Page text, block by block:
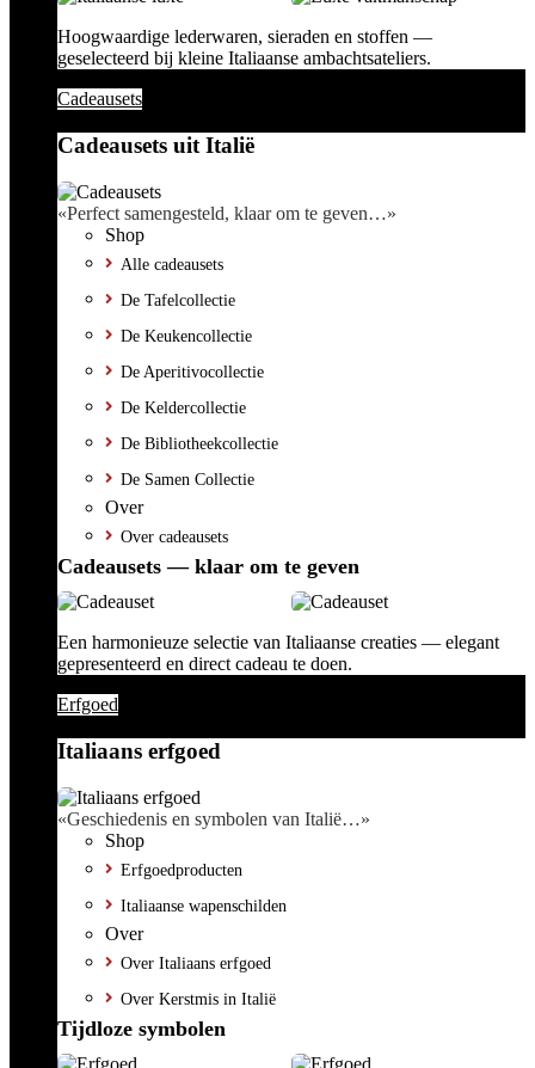
Hoogwaardige lederwaren, sieraden en stoffen —
geselecteerd bij kleine Italiaanse ambachtsateliers.
Cadeausets
Cadeausets uit Italië
«Perfect samengesteld, klaar om te geven…»
Shop
Alle cadeausets
De Tafelcollectie
De Keukencollectie
De Aperitivocollectie
De Keldercollectie
De Bibliotheekcollectie
De Samen Collectie
Over
Over cadeausets
Cadeausets — klaar om te geven
Een harmonieuze selectie van Italiaanse creaties — elegant
gepresenteerd en direct cadeau te doen.
Erfgoed
Italiaans erfgoed
«Geschiedenis en symbolen van Italië…»
Shop
Erfgoedproducten
Italiaanse wapenschilden
Over
Over Italiaans erfgoed
Over Kerstmis in Italië
Tijdloze symbolen